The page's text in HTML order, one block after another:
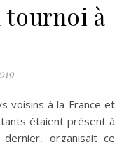
tournoi à
étaient présent à
organisait ce